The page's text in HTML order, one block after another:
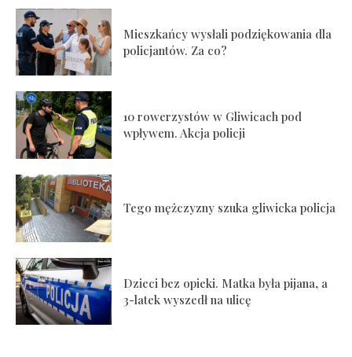
Mieszkańcy wysłali podziękowania dla
policjantów. Za co?
10 rowerzystów w Gliwicach pod
wpływem. Akcja policji
Tego mężczyzny szuka gliwicka policja
Dzieci bez opieki. Matka była pijana, a
3-latek wyszedł na ulicę